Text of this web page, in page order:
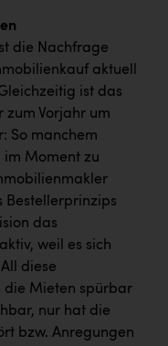
die Nachfrage
aktuell
ist das
zum Vorjahr um
So manchem
Moment zu
Bestellerprinzips
das
weil es sich
diese
die Mieten spürbar
nur hat die
bzw. Anregungen